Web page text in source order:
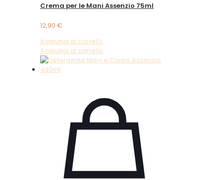
Crema per le Mani Assenzio 75ml
12,90 €
Aggiungi al carrello
Aggiungi al carrello